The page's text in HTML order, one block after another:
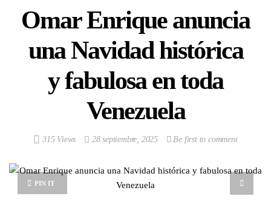
Omar Enrique anuncia
una Navidad histórica
y fabulosa en toda
Venezuela
315 Views 28 septiembre, 2025 Be first to comment
PIN IT